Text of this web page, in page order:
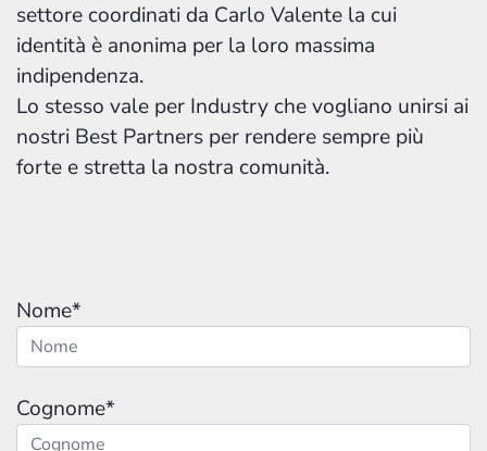
settore coordinati da Carlo Valente la cui
identità è anonima per la loro massima
indipendenza.
Lo stesso vale per Industry che vogliano unirsi ai
nostri Best Partners per rendere sempre più
forte e stretta la nostra comunità.
Nome*
Cognome*